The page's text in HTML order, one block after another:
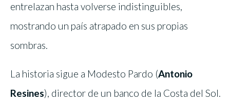
entrelazan hasta volverse indistinguibles,
mostrando un país atrapado en sus propias
sombras.
La historia sigue a Modesto Pardo (Antonio
Resines), director de un banco de la Costa del Sol.